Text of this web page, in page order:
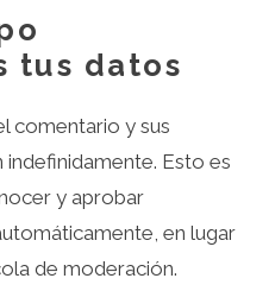
tus datos
comentario y sus
Esto es
y aprobar
en lugar
de moderación.